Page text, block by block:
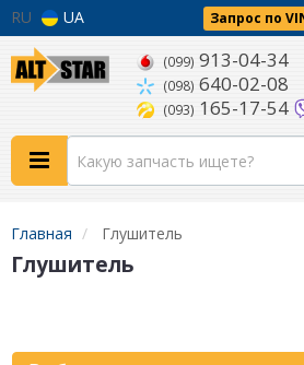
RU UA Запрос по
(099) 913-04-34
(098) 640-02-08
(093) 165-17-54
Главная Глушитель
Глушитель